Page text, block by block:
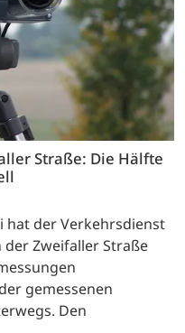
Straße: Die Hälfte
hat der Verkehrsdienst
der Zweifaller Straße
gemessenen
Den